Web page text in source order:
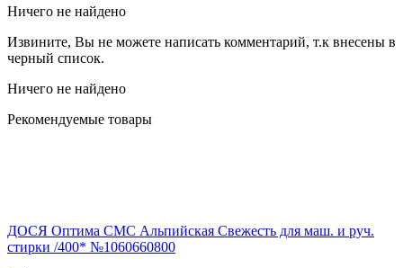
Ничего не найдено
Извините, Вы не можете написать комментарий, т.к внесены в
черный список.
Ничего не найдено
Рекомендуемые товары
ДОСЯ Оптима СМС Альпийская Свежесть для маш. и руч.
стирки /400* №1060660800